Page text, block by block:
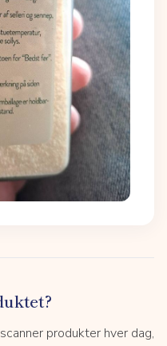
produkter hver dag,